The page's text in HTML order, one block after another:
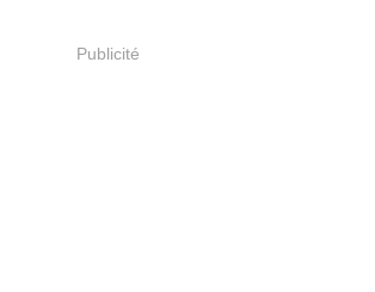
Publicité